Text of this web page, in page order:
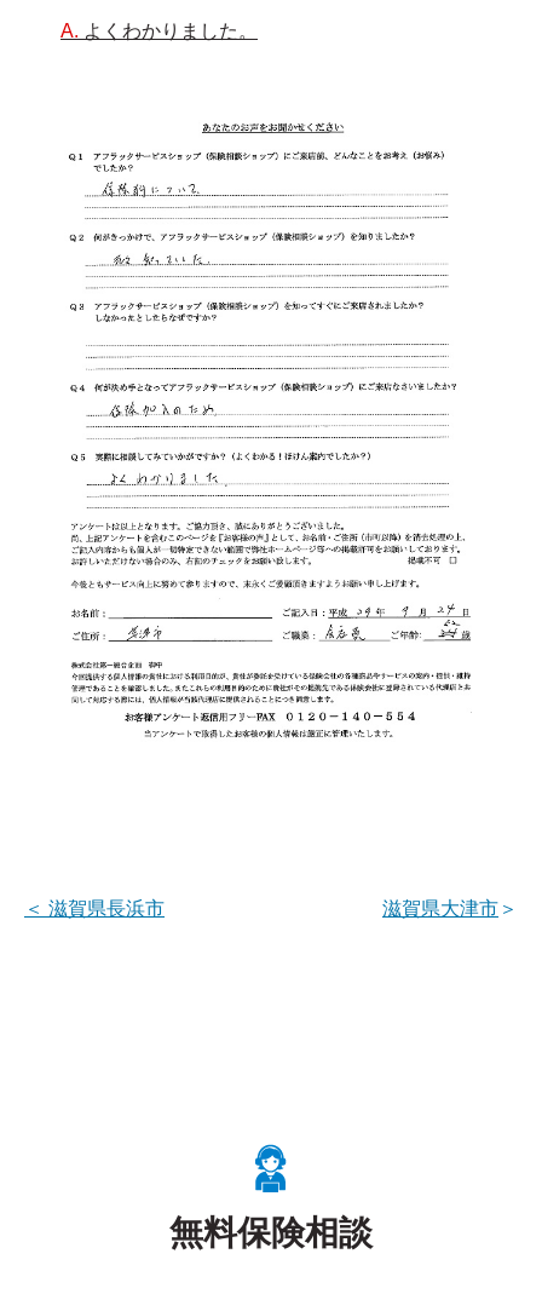
よくわかりました。
＜ 滋賀県長浜市 ＞
滋賀県大津市
無料保険相談